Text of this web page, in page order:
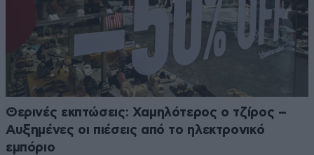
Θερινές εκπτώσεις: Χαμηλότερος ο τζίρος –
Αυξημένες οι πιέσεις από το ηλεκτρονικό
εμπόριο